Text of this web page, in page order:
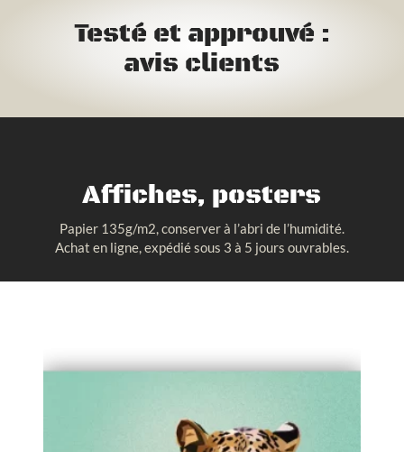
Testé et approuvé :
avis clients
Affiches, posters
Papier 135g/m2, conserver à l’abri de l’humidité.
Achat en ligne, expédié sous 3 à 5 jours ouvrables.